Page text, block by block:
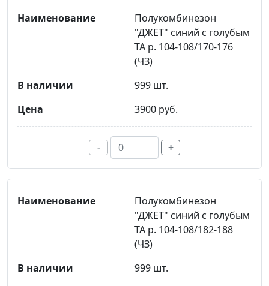
Полукомбинезон
"ДЖЕТ" синий с голубым
ТА р. 104-108/170-176
(ЧЗ)
999 шт.
3900 руб.
- +
Полукомбинезон
"ДЖЕТ" синий с голубым
ТА р. 104-108/182-188
(ЧЗ)
999 шт.